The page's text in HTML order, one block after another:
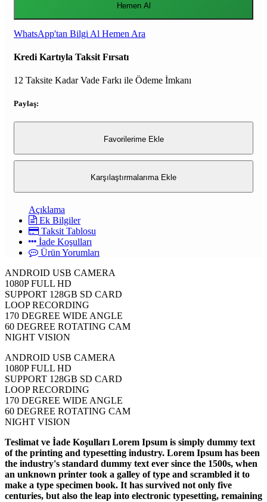
Hemen Al
WhatsApp'tan Bilgi Al Hemen Ara
Kredi Kartıyla Taksit Fırsatı
12 Taksite Kadar Vade Farkı ile Ödeme İmkanı
Paylaş:
Favorilerime Ekle
Karşılaştırmalarıma Ekle
Açıklama
Ek Bilgiler
Taksit Tablosu
İade Koşulları
Ürün Yorumları
ANDROID USB CAMERA
1080P FULL HD
SUPPORT 128GB SD CARD
LOOP RECORDING
170 DEGREE WIDE ANGLE
60 DEGREE ROTATING CAM
NIGHT VISION
ANDROID USB CAMERA
1080P FULL HD
SUPPORT 128GB SD CARD
LOOP RECORDING
170 DEGREE WIDE ANGLE
60 DEGREE ROTATING CAM
NIGHT VISION
Teslimat ve İade Koşulları Lorem Ipsum is simply dummy text
of the printing and typesetting industry. Lorem Ipsum has been
the industry's standard dummy text ever since the 1500s, when
an unknown printer took a galley of type and scrambled it to
make a type specimen book. It has survived not only five
centuries, but also the leap into electronic typesetting, remaining